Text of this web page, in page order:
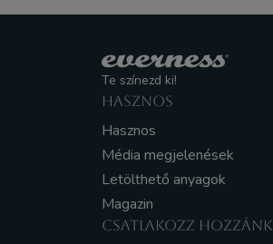
Te színezd ki!
HASZNOS
Hasznos
Média megjelenések
Letölthető anyagok
Magazin
CSATLAKOZZ HOZZÁNK